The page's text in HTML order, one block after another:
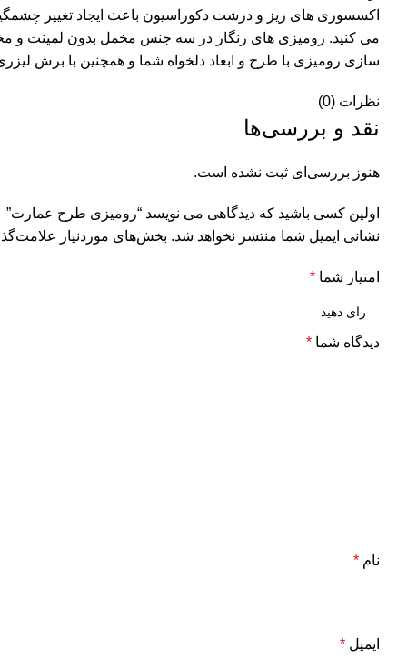
اکسسوری های ریز و درشت دکوراسیون باعث ایجاد تغییر
سازی رومیزی با طرح و ابعاد دلخواه شما و همچنین با برش لیزری و یا
نظرات (0)
نقد و بررسی‌ها
هنوز بررسی‌ای ثبت نشده است.
اولین کسی باشید که دیدگاهی می نویسد “رومیزی طرح عمارت”
نشانی ایمیل شما منتشر نخواهد شد. بخش‌های موردنیاز
امتیاز شما *
دیدگاه شما *
نام *
ایمیل *